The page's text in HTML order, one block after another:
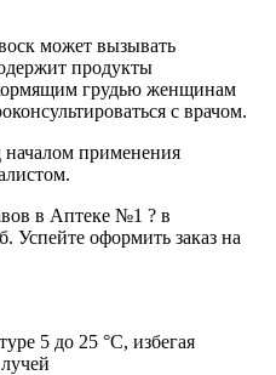
может вызывать
продукты
грудью женщинам
с врачом.
началом применения
в Аптеке №1 ? в
Успейте оформить заказ на
5 до 25 °C, избегая